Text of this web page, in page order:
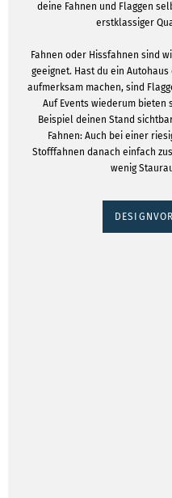
deine Fahnen und Flaggen
erstklassiger
Fahnen oder Hissfahnen sind
geeignet. Hast du ein
aufmerksam machen, sind
Auf Events wiederum bieten
Beispiel deinen Stand
Fahnen: Auch bei einer
Stofffahnen danach einfach
wenig